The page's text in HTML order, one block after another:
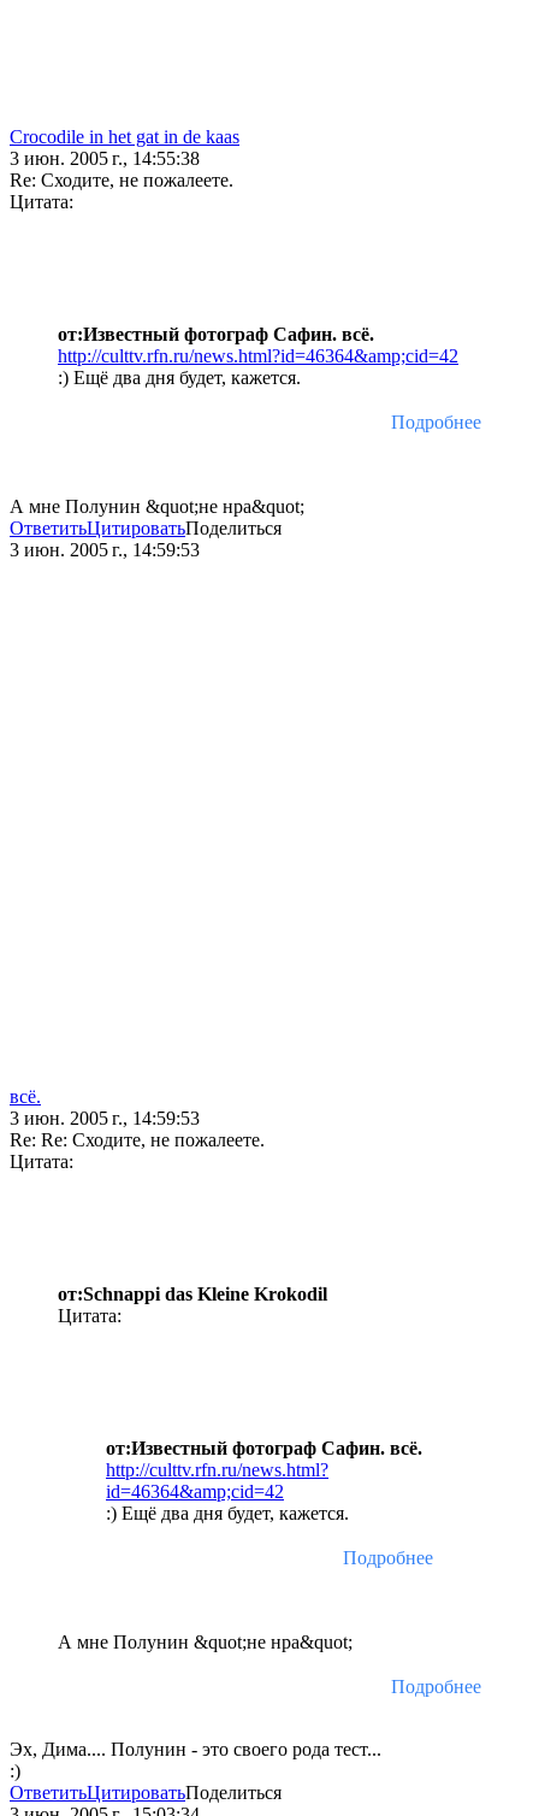
Crocodile in het gat in de kaas
3 июн. 2005 г., 14:55:38
Re: Сходите, не пожалеете.
Цитата:
от:Известный фотограф Сафин. всё.
http://culttv.rfn.ru/news.html?id=46364&amp;cid=42
:) Ещё два дня будет, кажется.
Подробнее
А мне Полунин &quot;не нра&quot;
ОтветитьЦитироватьПоделиться
3 июн. 2005 г., 14:59:53
всё.
3 июн. 2005 г., 14:59:53
Re: Re: Сходите, не пожалеете.
Цитата:
от:Schnappi das Kleine Krokodil
Цитата:
от:Известный фотограф Сафин. всё.
http://culttv.rfn.ru/news.html?
id=46364&amp;cid=42
:) Ещё два дня будет, кажется.
Подробнее
А мне Полунин &quot;не нра&quot;
Подробнее
Эх, Дима.... Полунин - это своего рода тест...
:)
ОтветитьЦитироватьПоделиться